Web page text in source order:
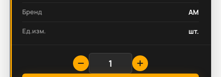
Бренд AM
Ед.изм. шт.